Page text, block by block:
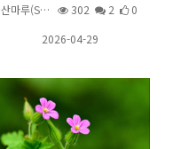
산마루(S… 302 2
0
2026-04-29